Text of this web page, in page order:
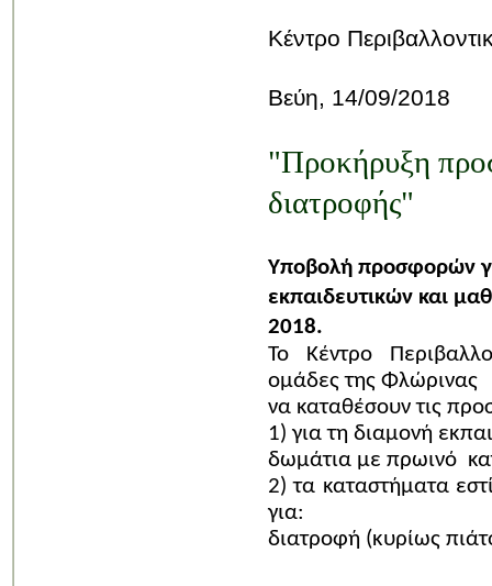
Κέντρο
Βεύη, 14/09/2018
"Προκήρυξη
διατροφής"
Υποβολή προσφορών
εκπαιδευτικών και
2018.
Το Κέντρο
ομάδες της Φλώρινας
να καταθέσουν τις
1) για τη διαμονή
δωμάτια με πρωινό
2) τα καταστήματα
για:
διατροφή (κυρίως